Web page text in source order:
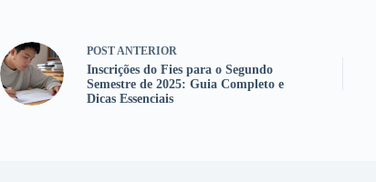
POST ANTERIOR
Inscrições do Fies para o Segundo
Semestre de 2025: Guia Completo e
Dicas Essenciais